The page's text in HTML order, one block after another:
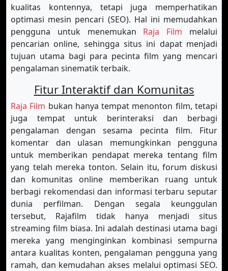
kualitas kontennya, tetapi juga memperhatikan
optimasi mesin pencari (SEO). Hal ini memudahkan
pengguna untuk menemukan Raja Film melalui
pencarian online, sehingga situs ini dapat menjadi
tujuan utama bagi para pecinta film yang mencari
pengalaman sinematik terbaik.
Fitur Interaktif dan Komunitas
Raja Film bukan hanya tempat menonton film, tetapi
juga tempat untuk berinteraksi dan berbagi
pengalaman dengan sesama pecinta film. Fitur
komentar dan ulasan memungkinkan pengguna
untuk memberikan pendapat mereka tentang film
yang telah mereka tonton. Selain itu, forum diskusi
dan komunitas online memberikan ruang untuk
berbagi rekomendasi dan informasi terbaru seputar
dunia perfilman. Dengan segala keunggulan
tersebut, Rajafilm tidak hanya menjadi situs
streaming film biasa. Ini adalah destinasi utama bagi
mereka yang menginginkan kombinasi sempurna
antara kualitas konten, pengalaman pengguna yang
ramah, dan kemudahan akses melalui optimasi SEO.